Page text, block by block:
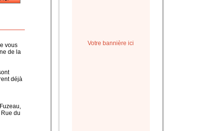
vous
de la
déjà
du
Votre bannière ici